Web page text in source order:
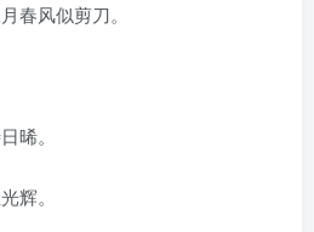
春风似剪刀。
晞。
辉。